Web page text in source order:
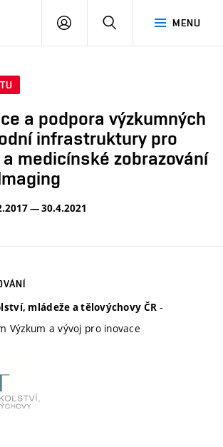
MENU
PŘIHLÁSIT
a podpora výzkumných
infrastruktury pro
medicínské zobrazování
— 30.4.2021
mládeže a tělovýchovy ČR -
Výzkum a vývoj pro inovace